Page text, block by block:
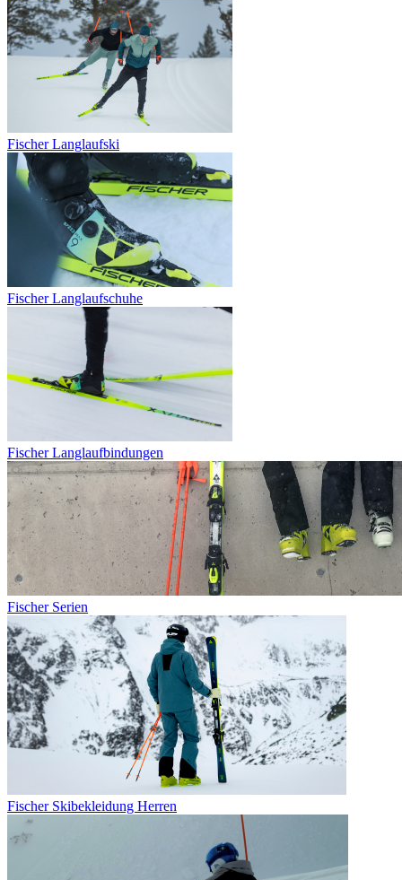
Fischer Langlaufski
Fischer Langlaufschuhe
Fischer Langlaufbindungen
Fischer Serien
Fischer Skibekleidung Herren